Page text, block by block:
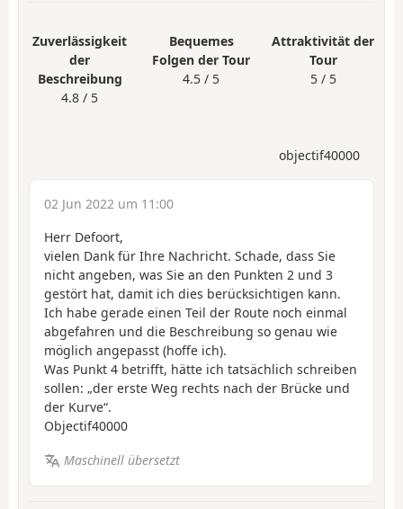
Zuverlässigkeit
der
Beschreibung
4.8 / 5
Bequemes
Folgen der Tour
4.5 / 5
Attraktivität der
Tour
5 / 5
objectif40000
02 Jun 2022 um 11:00
Herr Defoort,
vielen Dank für Ihre Nachricht. Schade, dass Sie
nicht angeben, was Sie an den Punkten 2 und 3
gestört hat, damit ich dies berücksichtigen kann.
Ich habe gerade einen Teil der Route noch einmal
abgefahren und die Beschreibung so genau wie
möglich angepasst (hoffe ich).
Was Punkt 4 betrifft, hätte ich tatsächlich schreiben
sollen: „der erste Weg rechts nach der Brücke und
der Kurve“.
Objectif40000
Maschinell übersetzt